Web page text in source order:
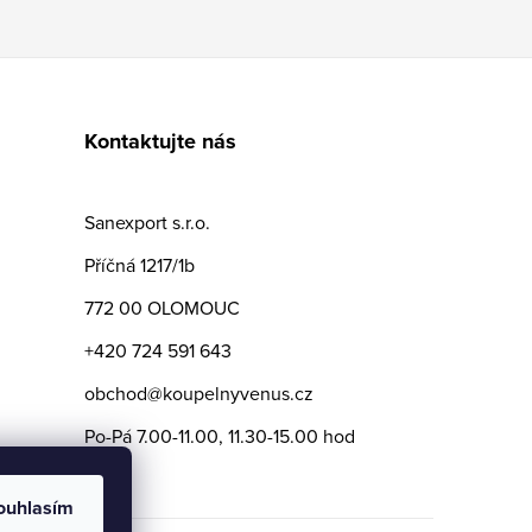
Kontaktujte nás
Sanexport s.r.o.
Příčná 1217/1b
772 00 OLOMOUC
+420 724 591 643
obchod@koupelnyvenus.cz
Po-Pá 7.00-11.00, 11.30-15.00 hod